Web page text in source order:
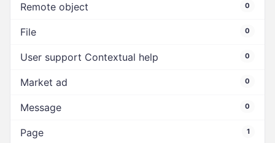
Remote object 0
File 0
User support Contextual help 0
Market ad 0
Message 0
Page 1